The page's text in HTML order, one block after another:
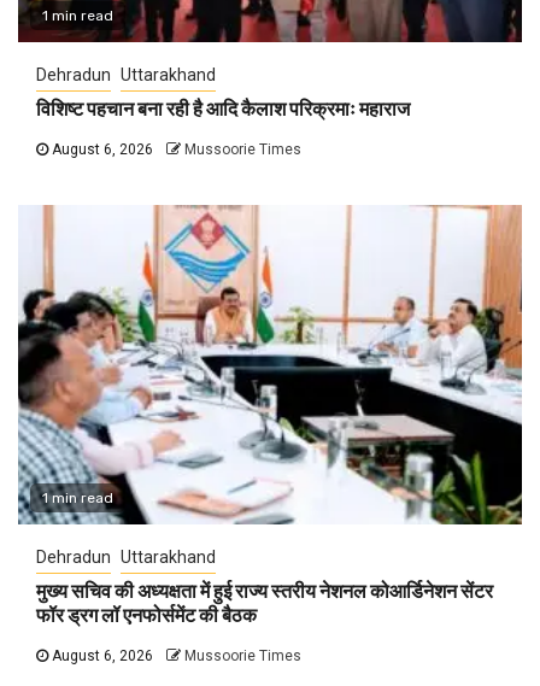
1 min read
Dehradun Uttarakhand
विशिष्ट पहचान बना रही है आदि कैलाश परिक्रमाः महाराज
August 6, 2026 Mussoorie Times
1 min read
Dehradun Uttarakhand
मुख्य सचिव की अध्यक्षता में हुई राज्य स्तरीय नेशनल कोआर्डिनेशन सेंटर
फॉर ड्रग लॉ एनफोर्समेंट की बैठक
August 6, 2026 Mussoorie Times